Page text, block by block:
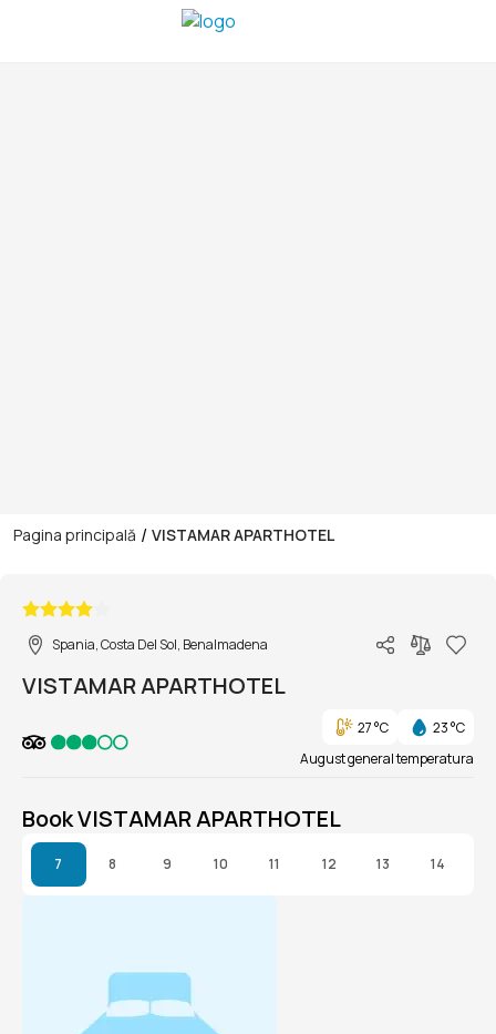
Pagina principală / VISTAMAR APARTHOTEL
Spania, Costa Del Sol, Benalmadena
VISTAMAR APARTHOTEL
27 °C
23 °C
August general temperatura
Book VISTAMAR APARTHOTEL
7 8 9 10 11 12 13 14